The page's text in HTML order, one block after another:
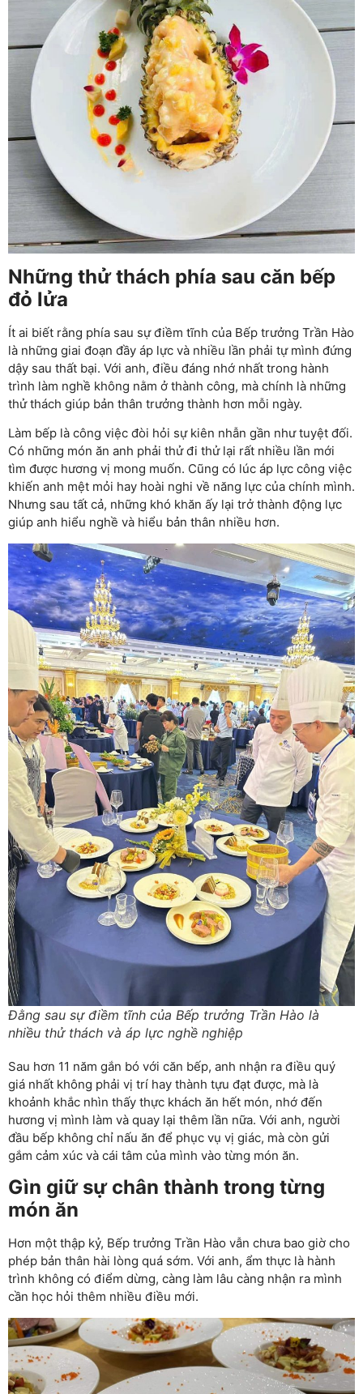
Những thử thách phía sau căn bếp
đỏ lửa
Ít ai biết rằng phía sau sự điềm tĩnh của Bếp trưởng Trần Hào
là những giai đoạn đầy áp lực và nhiều lần phải tự mình đứng
dậy sau thất bại. Với anh, điều đáng nhớ nhất trong hành
trình làm nghề không nằm ở thành công, mà chính là những
thử thách giúp bản thân trưởng thành hơn mỗi ngày.
Làm bếp là công việc đòi hỏi sự kiên nhẫn gần như tuyệt đối.
Có những món ăn anh phải thử đi thử lại rất nhiều lần mới
tìm được hương vị mong muốn. Cũng có lúc áp lực công việc
khiến anh mệt mỏi hay hoài nghi về năng lực của chính mình.
Nhưng sau tất cả, những khó khăn ấy lại trở thành động lực
giúp anh hiểu nghề và hiểu bản thân nhiều hơn.
Đằng sau sự điềm tĩnh của Bếp trưởng Trần Hào là
nhiều thử thách và áp lực nghề nghiệp
Sau hơn 11 năm gắn bó với căn bếp, anh nhận ra điều quý
giá nhất không phải vị trí hay thành tựu đạt được, mà là
khoảnh khắc nhìn thấy thực khách ăn hết món, nhớ đến
hương vị mình làm và quay lại thêm lần nữa. Với anh, người
đầu bếp không chỉ nấu ăn để phục vụ vị giác, mà còn gửi
gắm cảm xúc và cái tâm của mình vào từng món ăn.
Gìn giữ sự chân thành trong từng
món ăn
Hơn một thập kỷ, Bếp trưởng Trần Hào vẫn chưa bao giờ cho
phép bản thân hài lòng quá sớm. Với anh, ẩm thực là hành
trình không có điểm dừng, càng làm lâu càng nhận ra mình
cần học hỏi thêm nhiều điều mới.